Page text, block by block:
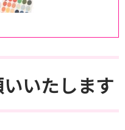
いたします